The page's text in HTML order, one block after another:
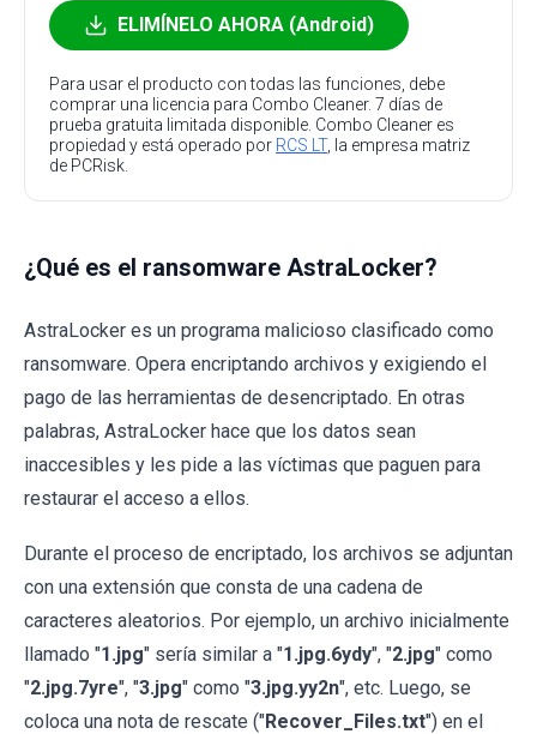
ELIMÍNELO AHORA (Android)
Para usar el producto con todas las funciones, debe
comprar una licencia para Combo Cleaner. 7 días de
prueba gratuita limitada disponible. Combo Cleaner es
propiedad y está operado por RCS LT, la empresa matriz
de PCRisk.
¿Qué es el ransomware AstraLocker?
AstraLocker es un programa malicioso clasificado como
ransomware. Opera encriptando archivos y exigiendo el
pago de las herramientas de desencriptado. En otras
palabras, AstraLocker hace que los datos sean
inaccesibles y les pide a las víctimas que paguen para
restaurar el acceso a ellos.
Durante el proceso de encriptado, los archivos se adjuntan
con una extensión que consta de una cadena de
caracteres aleatorios. Por ejemplo, un archivo inicialmente
llamado "1.jpg" sería similar a "1.jpg.6ydy", "2.jpg" como
"2.jpg.7yre", "3.jpg" como "3.jpg.yy2n", etc. Luego, se
coloca una nota de rescate ("Recover_Files.txt") en el